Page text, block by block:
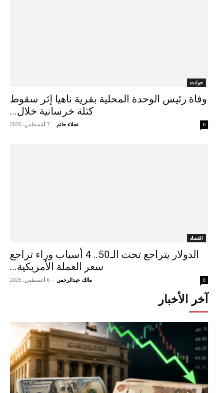
حوادث
وفاة رئيس الوحدة المحلية بقرية ناهيا إثر سقوط
كتلة خرسانية خلال...
نجلاء حاتم - 7 أغسطس، 2026 0
اقتصاد
الدولار يتراجع تحت الـ50.. 4 أسباب وراء تراجع
سعر العملة الأمريكية...
مالك عبدالرحمن - 6 أغسطس، 2026 0
آخر الأخبار